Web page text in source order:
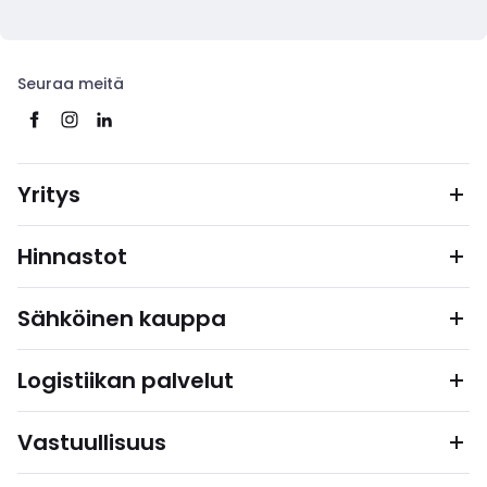
Seuraa meitä
Yritys
Hinnastot
Sähköinen kauppa
Logistiikan palvelut
Vastuullisuus